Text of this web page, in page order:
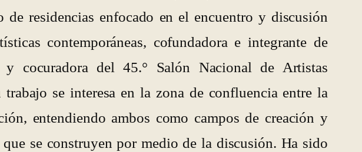
de residencias enfocado en el encuentro y discusión
contemporáneas, cofundadora e integrante de
cocuradora del 45.° Salón Nacional de Artistas
se interesa en la zona de confluencia entre la
entendiendo ambos como campos de creación y
se construyen por medio de la discusión. Ha sido